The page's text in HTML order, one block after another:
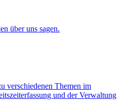
über uns sagen.
verschiedenen Themen im
und der Verwaltung